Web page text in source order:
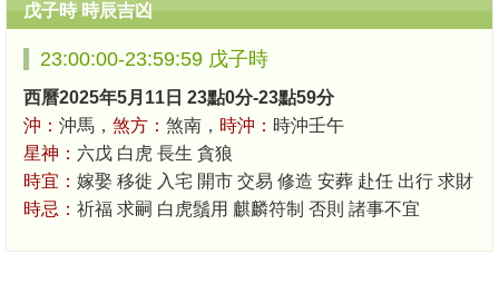
戊子時 時辰吉凶
23:00:00-23:59:59 戊子時
西曆2025年5月11日 23點0分-23點59分
沖： 沖馬， 煞方： 煞南， 時沖： 時沖壬午
星神： 六戊 白虎 長生 貪狼
時宜： 嫁娶 移徙 入宅 開市 交易 修造 安葬 赴任 出行 求財
時忌： 祈福 求嗣 白虎鬚用 麒麟符制 否則 諸事不宜